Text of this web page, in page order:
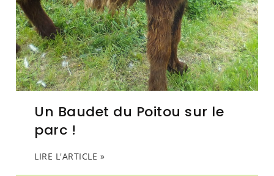
Un Baudet du Poitou sur le
parc !
LIRE L'ARTICLE »